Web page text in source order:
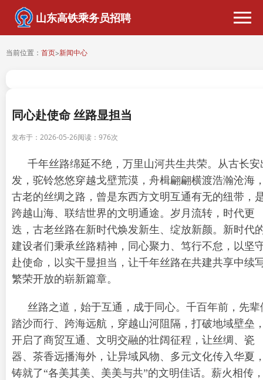
山东高铁乘务员招聘
当前位置： 首页>新闻中心
同心赴使命 丝路显担当
发布于：2026-05-26阅读： 976次
千年丝路绵延不绝，万里山河共生共荣。从古长安
发，驼铃悠悠穿越戈壁荒漠，舟楫翩翩横渡浩瀚沧海
古老的丝绸之路，曾是东西方文明互通有无的纽带，
跨越山海、联结世界的文明通途。岁月流转，时代更
迭，古老丝路在新时代焕发新生、绽放新颜。新时代
建设者们秉承丝路精神，同心聚力、笃行不怠，以坚
赴使命，以实干显担当，让千年丝路在共建共享中续
繁荣开放的崭新篇章。
丝路之道，始于互通，成于同心。千百年前，先辈
踏沙而行、跨海远航，穿越山河阻隔，打破地域壁垒
开启了商贸互通、文明交融的壮阔征程，让丝绸、瓷
器、茶香远播海外，让异域风物、多元文化传入华夏
铸就了“各美其美、美美与共”的文明佳话。薪火相传